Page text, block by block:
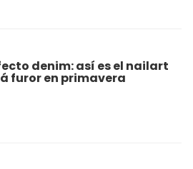
denim: así es el nailart
furor en primavera